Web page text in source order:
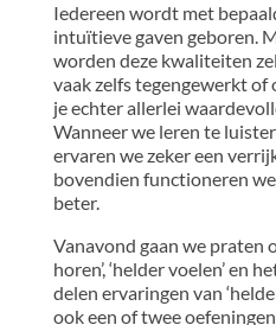
Iedereen wordt met
intuïtieve gaven geboren.
worden deze kwaliteiten
vaak zelfs tegengewerkt
je echter allerlei
Wanneer we leren te
ervaren we zeker een
bovendien functioneren
beter.
Vanavond gaan we praten
horen’, ‘helder voelen’ en
delen ervaringen van
ook een of twee